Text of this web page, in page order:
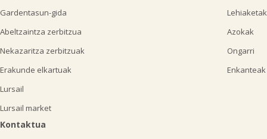
Gardentasun-gida
Abeltzaintza zerbitzua
Nekazaritza zerbitzuak
Erakunde elkartuak
Lursail
Lursail market
Lehiaketak
Azokak
Ongarri
Enkanteak
Kontaktua